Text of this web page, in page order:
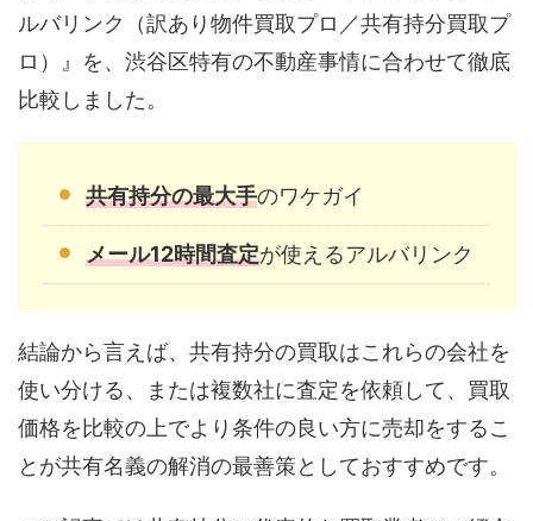
ルバリンク（訳あり物件買取プロ／共有持分買取プ
ロ）』を、渋谷区特有の不動産事情に合わせて徹底
比較しました。
共有持分の最大手のワケガイ
メール12時間査定が使えるアルバリンク
結論から言えば、共有持分の買取はこれらの会社を
使い分ける、または複数社に査定を依頼して、買取
価格を比較の上でより条件の良い方に売却をするこ
とが共有名義の解消の最善策としておすすめです。